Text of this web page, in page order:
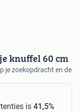
knuffel 60 cm
je zoekopdracht en de
is 41,5%